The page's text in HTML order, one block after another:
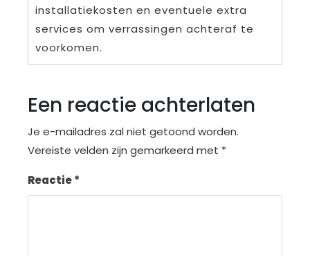
installatiekosten en eventuele extra
services om verrassingen achteraf te
voorkomen.
Een reactie achterlaten
Je e-mailadres zal niet getoond worden.
Vereiste velden zijn gemarkeerd met *
Reactie*